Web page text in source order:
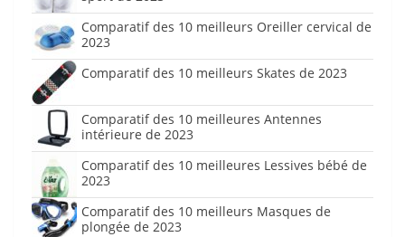
Comparatif des 10 meilleurs Oreiller cervical de
2023
Comparatif des 10 meilleurs Skates de 2023
Comparatif des 10 meilleures Antennes
intérieure de 2023
Comparatif des 10 meilleures Lessives bébé de
2023
Comparatif des 10 meilleurs Masques de
plongée de 2023